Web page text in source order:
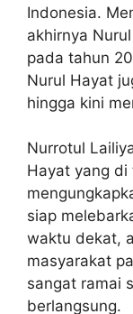
Indonesia.
akhirnya
pada tahun
Nurul Hayat
hingga kini
Nurrotul
Hayat yang di
siap
waktu dekat,
masyarakat
sangat ramai
berlangsung.